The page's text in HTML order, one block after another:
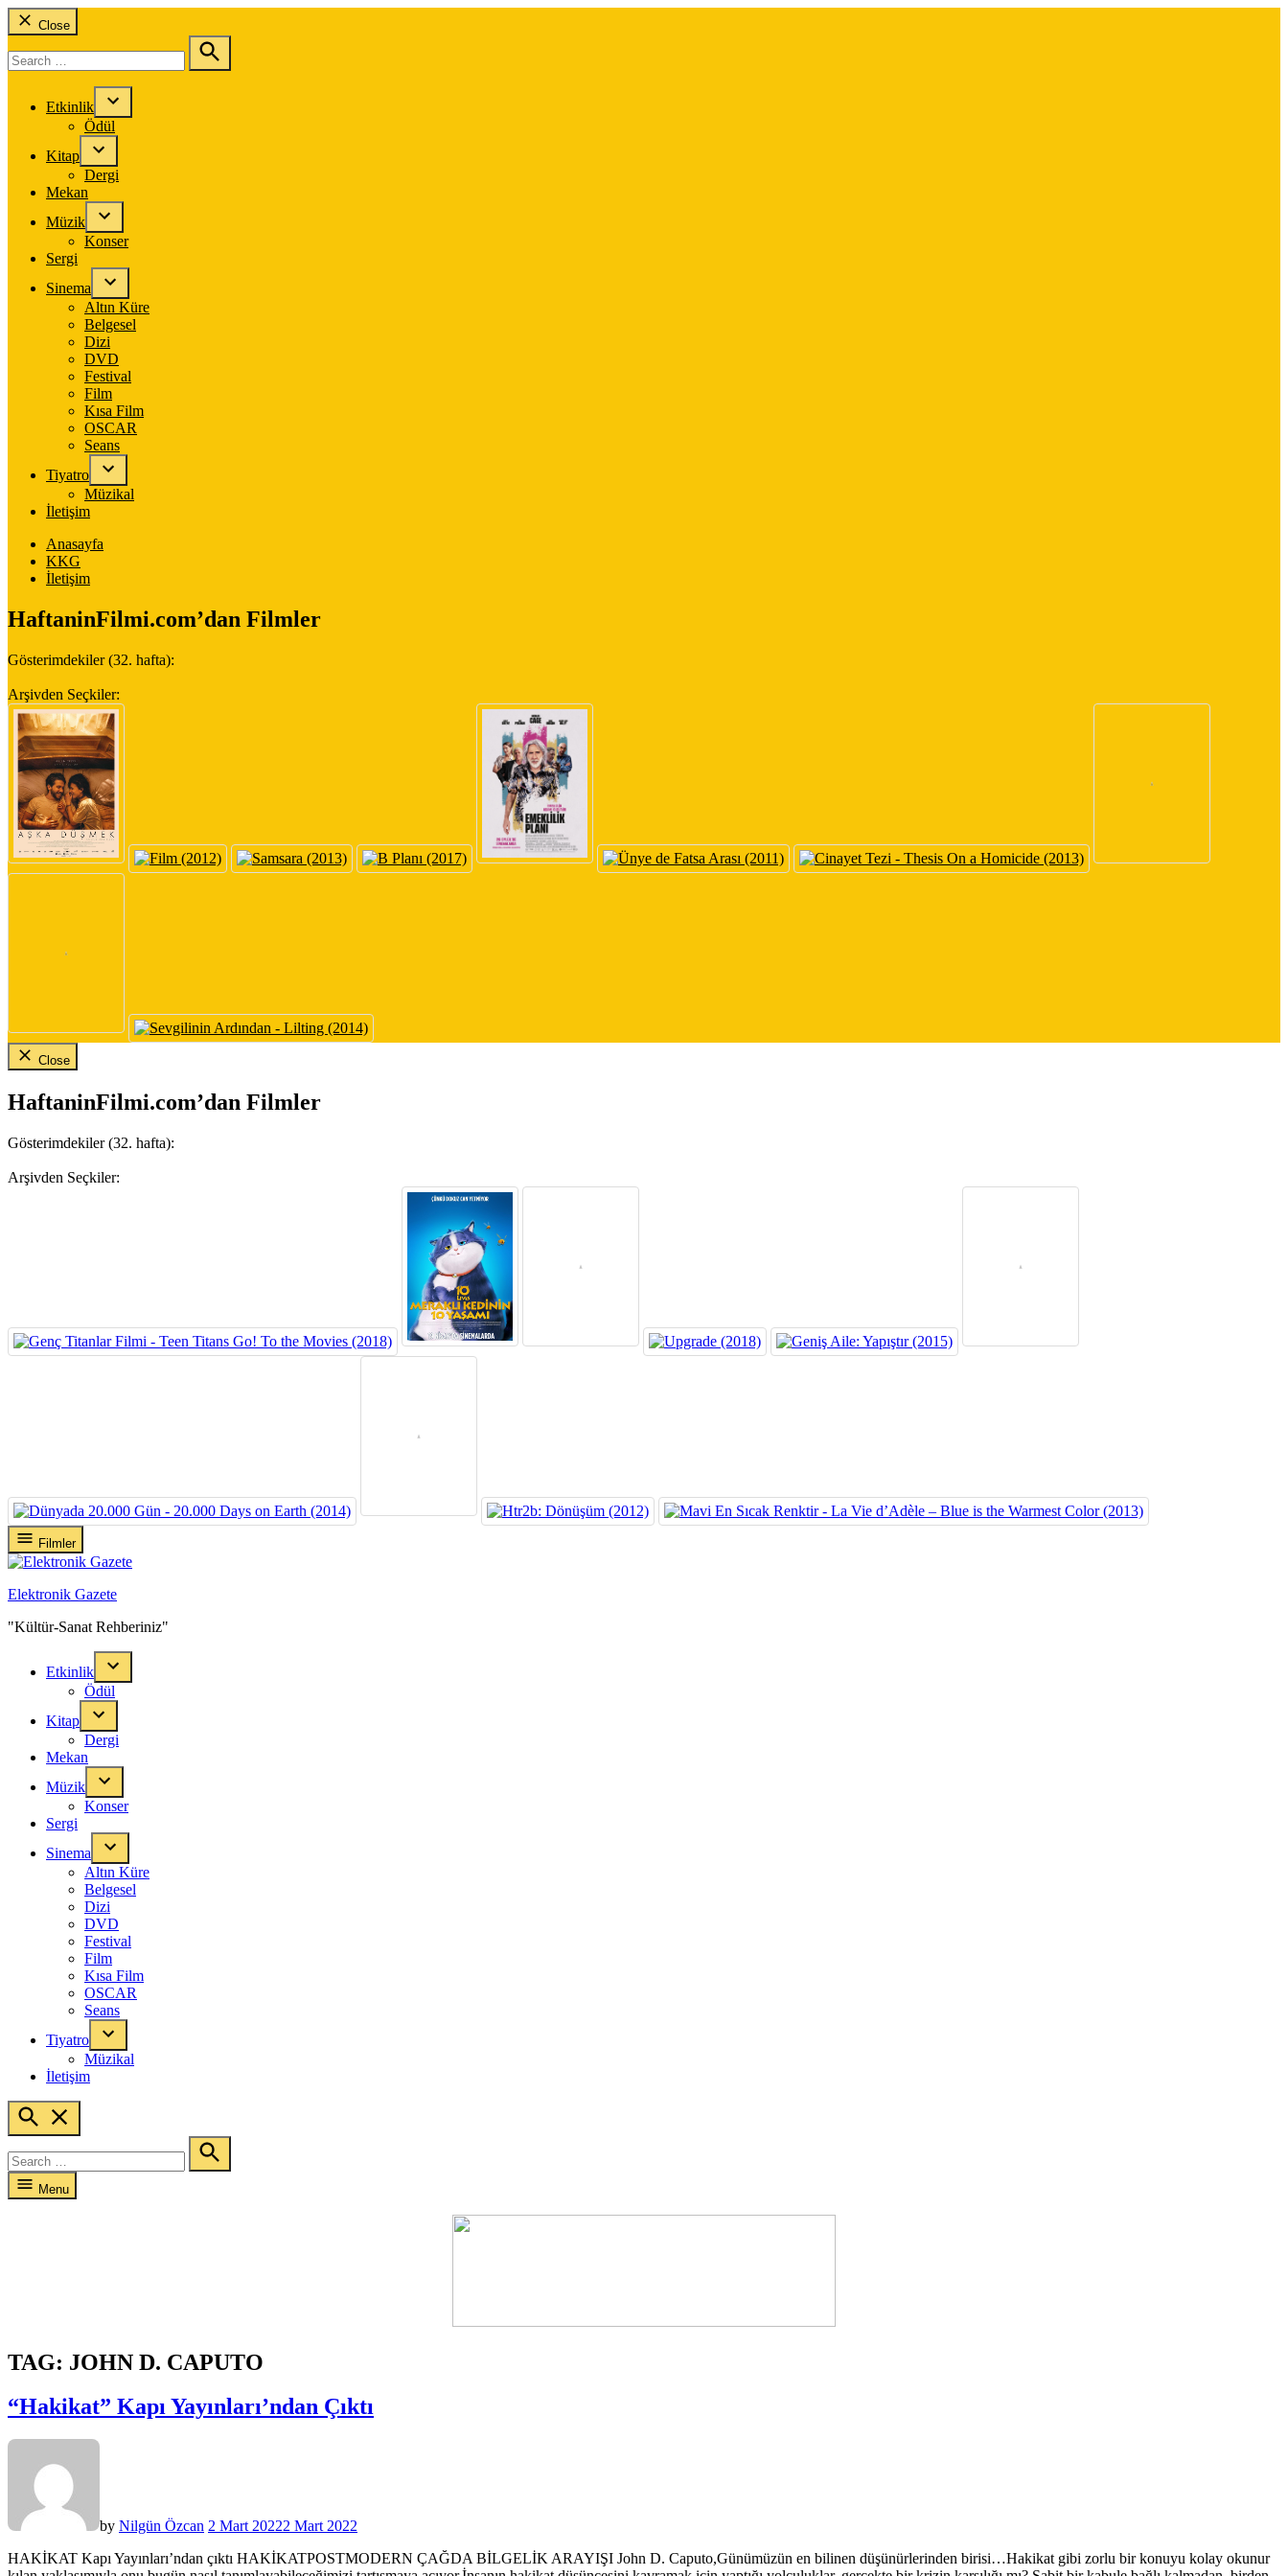
Close
for:
Search
Etkinlik
Ödül
Kitap
Dergi
Mekan
Müzik
Konser
Sergi
Sinema
Altın Küre
Belgesel
Dizi
DVD
Festival
Film
Kısa Film
OSCAR
Seans
Tiyatro
Müzikal
İletişim
Anasayfa
KKG
İletişim
HaftaninFilmi.com’dan Filmler
Gösterimdekiler (32. hafta):
Arşivden Seçkiler:
Close
HaftaninFilmi.com’dan Filmler
Gösterimdekiler (32. hafta):
Arşivden Seçkiler:
Skip
to
content
Filmler
Elektronik Gazete
"Kültür-Sanat Rehberiniz"
Etkinlik
Ödül
Kitap
Dergi
Mekan
Müzik
Konser
Sergi
Sinema
Altın Küre
Belgesel
Dizi
DVD
Festival
Film
Kısa Film
OSCAR
Seans
Tiyatro
Müzikal
İletişim
Open
Search
for:
Search
Menu
TAG: JOHN D. CAPUTO
“Hakikat” Kapı Yayınları’ndan Çıktı
by Nilgün Özcan 2 Mart 20222 Mart 2022
HAKİKAT Kapı Yayınları’ndan çıktı HAKİKATPOSTMODERN ÇAĞDA BİLGELİK ARAYIŞI John D. Caputo,Günümüzün en bilinen düşünürlerinden birisi…Hakikat gibi zorlu bir konuyu kolay okunur